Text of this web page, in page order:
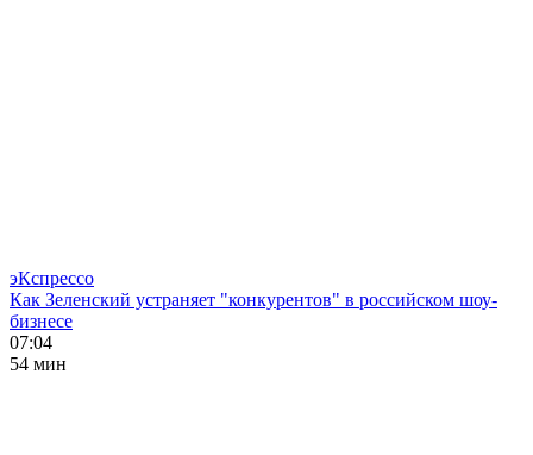
эКспрессо
Как Зеленский устраняет "конкурентов" в российском шоу-
бизнесе
07:04
54 мин